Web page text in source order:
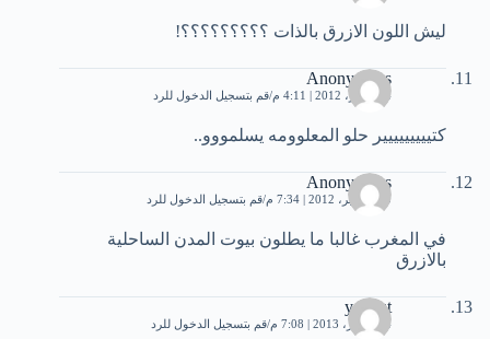
ليش اللون الازرق بالذات ؟؟؟؟؟؟؟؟؟!
Anonymous
4 سبتمبر، 2012 | 4:11 م قم بتسجيل الدخول للرد
كتييييييييير حلو المعلوومه يسلمووو..
Anonymous
10 سبتمبر، 2012 | 7:34 م قم بتسجيل الدخول للرد
في المغرب غالبا ما يطلون بيوت المدن الساحلية
بالازرق
yakout
24 فبراير، 2013 | 7:08 م قم بتسجيل الدخول للرد